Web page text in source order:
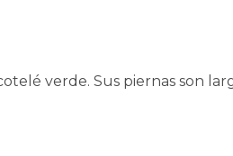
verde. Sus piernas son